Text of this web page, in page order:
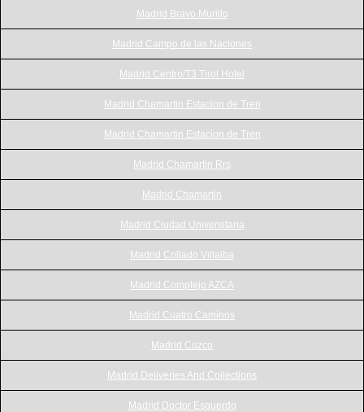
Madrid Bravo Murillo
Madrid Campo de las Naciones
Madrid Centro/T3 Tirol Hotel
Madrid Chamartin Estacion de Tren
Madrid Chamartin Estacion de Tren
Madrid Chamartin Rrs
Madrid Chamartin
Madrid Ciudad Universitaria
Madrid Collado Villalba
Madrid Complejo AZCA
Madrid Cuatro Caminos
Madrid Cuzco
Madrid Deliveries And Collections
Madrid Doctor Esquerdo